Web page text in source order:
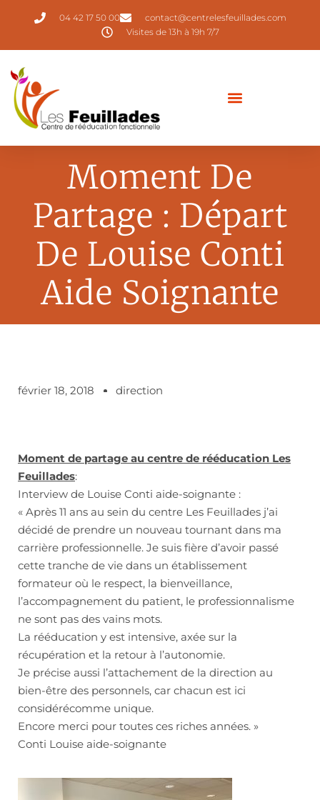
04 42 17 50 00
contact@centrelesfeuillades.com
Visites de 13h à 19h 7/7
Moment De
Partage : Départ
De Louise Conti
Aide Soignante
février 18, 2018 direction
Moment de partage au centre de rééducation Les
Feuillades:
Interview de Louise Conti aide-soignante :
« Après 11 ans au sein du centre Les Feuillades j’ai
décidé de prendre un nouveau tournant dans ma
carrière professionnelle. Je suis fière d’avoir passé
cette tranche de vie dans un établissement
formateur où le respect, la bienveillance,
l’accompagnement du patient, le professionnalisme
ne sont pas des vains mots.
La rééducation y est intensive, axée sur la
récupération et la retour à l’autonomie.
Je précise aussi l’attachement de la direction au
bien-être des personnels, car chacun est ici
considérécomme unique.
Encore merci pour toutes ces riches années. »
Conti Louise aide-soignante